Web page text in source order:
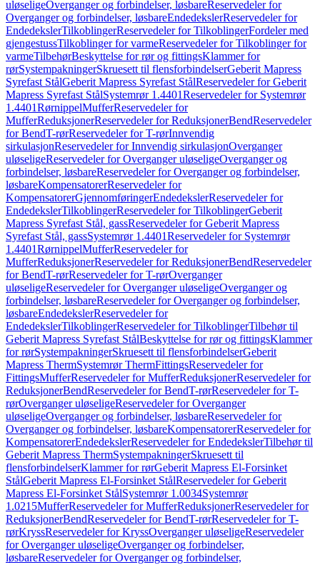
uløseligeOverganger og forbindelser, løsbareReservedeler for
Overganger og forbindelser, løsbareEndedekslerReservedeler for
EndedekslerTilkoblingerReservedeler for TilkoblingerFordeler med
gjengestussTilkoblinger for varmeReservedeler for Tilkoblinger for
varmeTilbehørBeskyttelse for rør og fittingsKlammer for
rørSystempakningerSkruesett til flensforbindelserGeberit Mapress
Syrefast StålGeberit Mapress Syrefast StålReservedeler for Geberit
Mapress Syrefast StålSystemrør 1.4401Reservedeler for Systemrør
1.4401RørnippelMufferReservedeler for
MufferReduksjonerReservedeler for ReduksjonerBendReservedeler
for BendT-rørReservedeler for T-rørInnvendig
sirkulasjonReservedeler for Innvendig sirkulasjonOverganger
uløseligeReservedeler for Overganger uløseligeOverganger og
forbindelser, løsbareReservedeler for Overganger og forbindelser,
løsbareKompensatorerReservedeler for
KompensatorerGjennomføringerEndedekslerReservedeler for
EndedekslerTilkoblingerReservedeler for TilkoblingerGeberit
Mapress Syrefast Stål, gassReservedeler for Geberit Mapress
Syrefast Stål, gassSystemrør 1.4401Reservedeler for Systemrør
1.4401RørnippelMufferReservedeler for
MufferReduksjonerReservedeler for ReduksjonerBendReservedeler
for BendT-rørReservedeler for T-rørOverganger
uløseligeReservedeler for Overganger uløseligeOverganger og
forbindelser, løsbareReservedeler for Overganger og forbindelser,
løsbareEndedekslerReservedeler for
EndedekslerTilkoblingerReservedeler for TilkoblingerTilbehør til
Geberit Mapress Syrefast StålBeskyttelse for rør og fittingsKlammer
for rørSystempakningerSkruesett til flensforbindelserGeberit
Mapress ThermSystemrør ThermFittingsReservedeler for
FittingsMufferReservedeler for MufferReduksjonerReservedeler for
ReduksjonerBendReservedeler for BendT-rørReservedeler for T-
rørOverganger uløseligeReservedeler for Overganger
uløseligeOverganger og forbindelser, løsbareReservedeler for
Overganger og forbindelser, løsbareKompensatorerReservedeler for
KompensatorerEndedekslerReservedeler for EndedekslerTilbehør til
Geberit Mapress ThermSystempakningerSkruesett til
flensforbindelserKlammer for rørGeberit Mapress El-Forsinket
StålGeberit Mapress El-Forsinket StålReservedeler for Geberit
Mapress El-Forsinket StålSystemrør 1.0034Systemrør
1.0215MufferReservedeler for MufferReduksjonerReservedeler for
ReduksjonerBendReservedeler for BendT-rørReservedeler for T-
rørKryssReservedeler for KryssOverganger uløseligeReservedeler
for Overganger uløseligeOverganger og forbindelser,
løsbareReservedeler for Overganger og forbindelser,